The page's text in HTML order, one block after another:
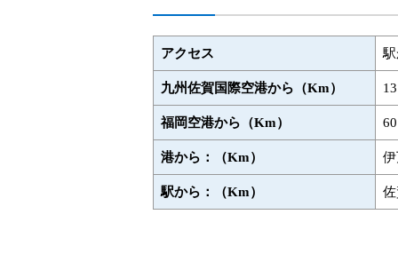
アクセス
九州佐賀国際空港から（Km）
福岡空港から（Km）
港から：（Km）
駅から：（Km）